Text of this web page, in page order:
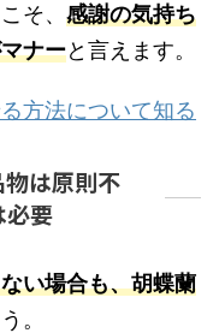
そ、 感謝の気持ち
ナーと言えます。
方法について知る
は原則不
必要
い場合も、胡蝶蘭
。